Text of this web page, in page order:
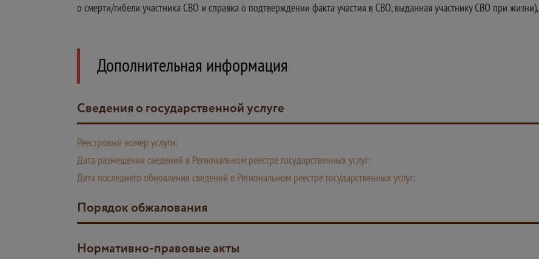
о смерти/гибели участника СВО и справка о подтверждении факта участия в СВО, выданная участнику СВО при жизни),
Дополнительная информация
Сведения о государственной услуге
Реестровый номер услуги:
Дата размещения сведений в Региональном реестре государственных услуг:
Дата последнего обновления сведений в Региональном реестре государственных услуг:
Порядок обжалования
Нормативно-правовые акты